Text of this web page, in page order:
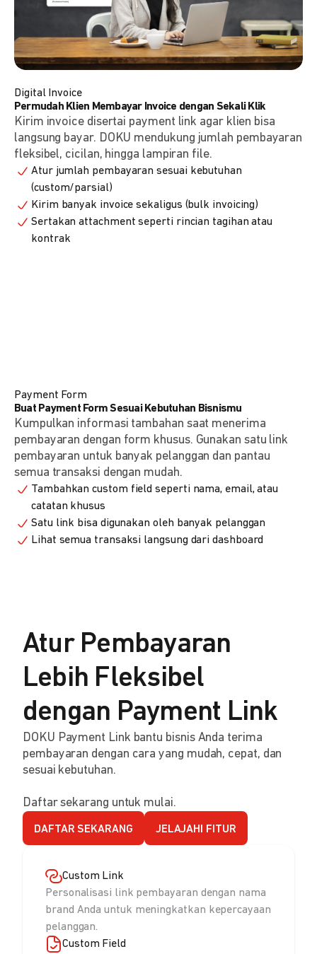
Digital Invoice
Permudah Klien Membayar Invoice dengan Sekali Klik
Kirim invoice disertai payment link agar klien bisa
langsung bayar. DOKU mendukung jumlah pembayaran
fleksibel, cicilan, hingga lampiran file.
Atur jumlah pembayaran sesuai kebutuhan
(custom/parsial)
Kirim banyak invoice sekaligus (bulk invoicing)
Sertakan attachment seperti rincian tagihan atau
kontrak
Payment Form
Buat Payment Form Sesuai Kebutuhan Bisnismu
Kumpulkan informasi tambahan saat menerima
pembayaran dengan form khusus. Gunakan satu link
pembayaran untuk banyak pelanggan dan pantau
semua transaksi dengan mudah.
Tambahkan custom field seperti nama, email, atau
catatan khusus
Satu link bisa digunakan oleh banyak pelanggan
Lihat semua transaksi langsung dari dashboard
Atur Pembayaran
Lebih Fleksibel
dengan Payment Link
DOKU Payment Link bantu bisnis Anda terima
pembayaran dengan cara yang mudah, cepat, dan
sesuai kebutuhan.
Daftar sekarang untuk mulai.
DAFTAR SEKARANG JELAJAHI FITUR
Custom Link
Personalisasi link pembayaran dengan nama
brand Anda untuk meningkatkan kepercayaan
pelanggan.
Custom Field